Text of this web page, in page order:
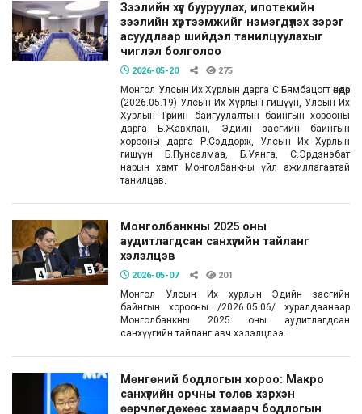
Зээлийн хүүг бууруулах, ипотекийн
зээлийн хүртээмжийг нэмэгдүүлэх зэрэг
асуудлаар шийдэл танилцуулахыг
чиглэл болголоо
2026-05-20 275
Монгол Улсын Их Хурлын дарга С.Бямбацогт өнөөдөр
(2026.05.19) Улсын Их Хурлын гишүүн, Улсын Их
Хурлын Төрийн байгуулалтын байнгын хорооны
дарга Б.Жавхлан, Эдийн засгийн байнгын
хорооны дарга Р.Сэддорж, Улсын Их Хурлын
гишүүн Б.Пунсалмаа, Б.Уянга, С.Эрдэнэбат
нарын хамт Монголбанкны үйл ажиллагаатай
танилцав.
Монголбанкны 2025 оны
аудитлагдсан санхүүгийн тайланг
хэлэлцэв
2026-05-07 201
Монгол Улсын Их хурлын Эдийн засгийн
байнгын хорооны /2026.05.06/ хуралдаанаар
Монголбанкны 2025 оны аудитлагдсан
санхүүгийн тайланг авч хэлэлцлээ.
Мөнгөний бодлогын хороо: Макро
санхүүгийн орчны төлөв хэрхэн
өөрчлөгдөхөөс хамаарч бодлогын